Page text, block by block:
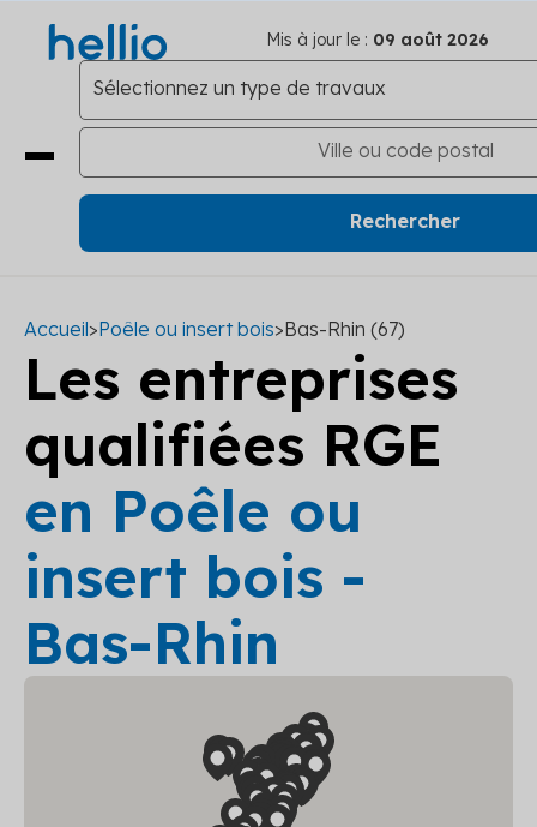
Mis à jour le : 09 août 2026
Accueil>Poêle ou insert bois>Bas-Rhin (67)
Les entreprises
qualifiées RGE
en Poêle ou
insert bois -
Bas-Rhin